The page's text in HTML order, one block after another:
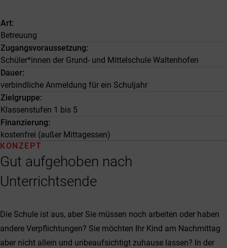
Art
Betreuung
Zugangsvoraussetzung
Schüler*innen der Grund- und Mittelschule Waltenhofen
Dauer
verbindliche Anmeldung für ein Schuljahr
Zielgruppe
Klassenstufen 1 bis 5
Finanzierung
kostenfrei (außer Mittagessen)
Gut aufgehoben nach
Unterrichtsende
KONZEPT
Die Schule ist aus, aber Sie müssen noch arbeiten oder haben
andere Verpflichtungen? Sie möchten Ihr Kind am Nachmittag
aber nicht allein und unbeaufsichtigt zuhause lassen? In der